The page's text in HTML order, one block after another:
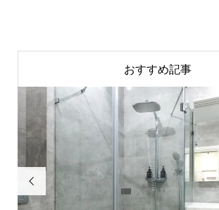
おすすめ記事
